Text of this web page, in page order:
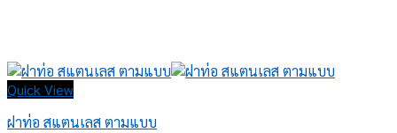
Quick View
ฝาท่อ สแตนเลส ตามแบบ